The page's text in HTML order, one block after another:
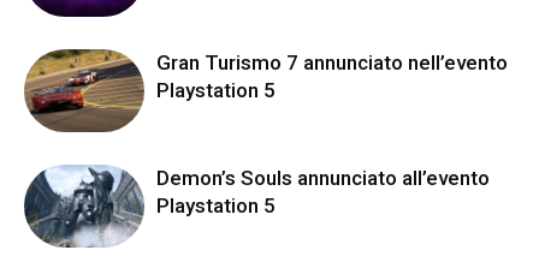
Gran Turismo 7 annunciato nell’evento
Playstation 5
Demon’s Souls annunciato all’evento
Playstation 5